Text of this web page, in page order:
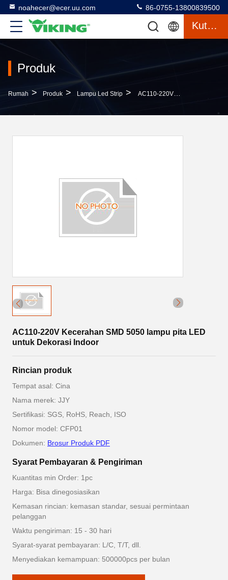
noahecer@ecer.uu.com 86-0755-13800839500
Kutipan
Produk
Rumah > Produk > Lampu Led Strip > AC110-220V Kecerahan SMD 5050 Lampu Pita LED Untuk Dekorasi Indoor
AC110-220V Kecerahan SMD 5050 lampu pita LED
untuk Dekorasi Indoor
Rincian produk
Tempat asal: Cina
Nama merek: JJY
Sertifikasi: SGS, RoHS, Reach, ISO
Nomor model: CFP01
Dokumen: Brosur Produk PDF
Syarat Pembayaran & Pengiriman
Kuantitas min Order: 1pc
Harga: Bisa dinegosiasikan
Kemasan rincian: kemasan standar, sesuai permintaan
pelanggan
Waktu pengiriman: 15 - 30 hari
Syarat-syarat pembayaran: L/C, T/T, dll.
Menyediakan kemampuan: 500000pcs per bulan